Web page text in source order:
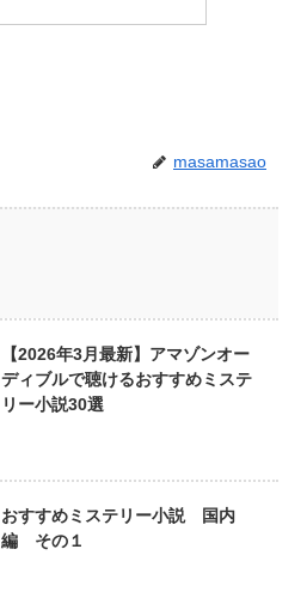
masamasao
【2026年3月最新】アマゾンオー
ディブルで聴けるおすすめミステ
リー小説30選
おすすめミステリー小説 国内
編 その１